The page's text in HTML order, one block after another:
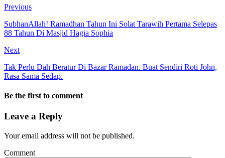
Previous
SubhanAllah! Ramadhan Tahun Ini Solat Tarawih Pertama Selepas
88 Tahun Di Masjid Hagia Sophia
Next
Tak Perlu Dah Beratur Di Bazar Ramadan. Buat Sendiri Roti John,
Rasa Sama Sedap.
Be the first to comment
Leave a Reply
Your email address will not be published.
Comment